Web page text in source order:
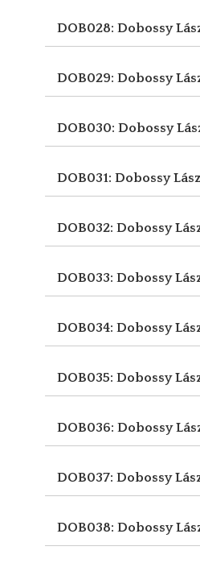
DOB028: Dobossy
DOB029: Dobossy
DOB030: Dobossy
DOB031: Dobossy
DOB032: Dobossy
DOB033: Dobossy
DOB034: Dobossy
DOB035: Dobossy
DOB036: Dobossy
DOB037: Dobossy
DOB038: Dobossy